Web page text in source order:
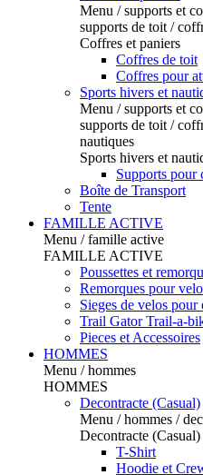
Menu / supports et
supports de toit /
Coffres et paniers
Coffres de toit
Coffres pour
Sports hivers et
Menu / supports et
supports de toit /
nautiques
Sports hivers et
Supports pour
Boîte de Transport
Tente
FAMILLE ACTIVE
Menu / famille active
FAMILLE ACTIVE
Poussettes et
Remorques pour
Sieges de velos pour
Trail Gator Trail-a-
Pieces et Accessoires
HOMMES
Menu / hommes
HOMMES
Decontracte (Casual)
Menu / hommes /
Decontracte (Casual)
T-Shirt
Hoodie et